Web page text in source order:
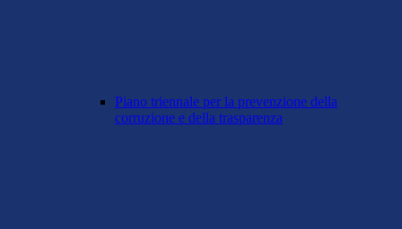
Piano triennale per la prevenzione della
corruzione e della trasparenza